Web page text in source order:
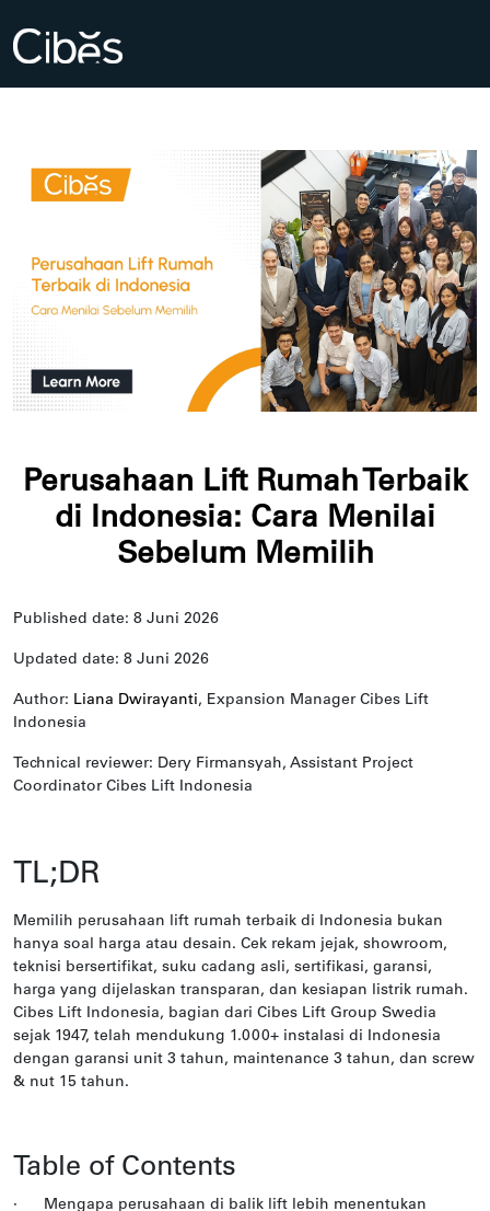
Perusahaan Lift Rumah Terbaik
di Indonesia: Cara Menilai
Sebelum Memilih
Published date: 8 Juni 2026
Updated date: 8 Juni 2026
Author: Liana Dwirayanti, Expansion Manager Cibes Lift
Indonesia
Technical reviewer: Dery Firmansyah, Assistant Project
Coordinator Cibes Lift Indonesia
TL;DR
Memilih perusahaan lift rumah terbaik di Indonesia bukan
hanya soal harga atau desain. Cek rekam jejak, showroom,
teknisi bersertifikat, suku cadang asli, sertifikasi, garansi,
harga yang dijelaskan transparan, dan kesiapan listrik rumah.
Cibes Lift Indonesia, bagian dari Cibes Lift Group Swedia
sejak 1947, telah mendukung 1.000+ instalasi di Indonesia
dengan garansi unit 3 tahun, maintenance 3 tahun, dan screw
& nut 15 tahun.
Table of Contents
·
Mengapa perusahaan di balik lift lebih menentukan